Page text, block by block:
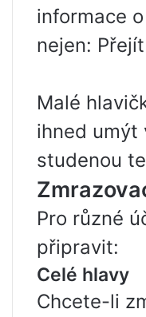
informace
nejen:
Malé
ihned umýt
studenou
Pro různé
připravit:
Celé hlavy
Chcete-li